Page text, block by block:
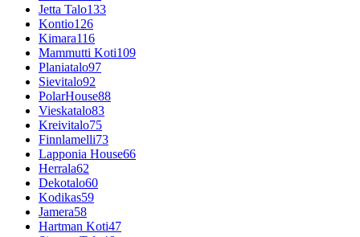
Jetta Talo133
Kontio126
Kimara116
Mammutti Koti109
Planiatalo97
Sievitalo92
PolarHouse88
Vieskatalo83
Kreivitalo75
Finnlamelli73
Lapponia House66
Herrala62
Dekotalo60
Kodikas59
Jamera58
Hartman Koti47